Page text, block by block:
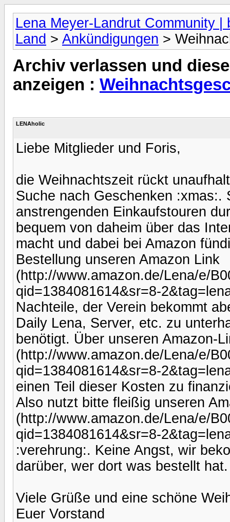
Lena Meyer-Landrut Community |
Land > Ankündigungen >
Archiv verlassen und
anzeigen :
LENAholic
Liebe Mitglieder und Foris,
die Weihnachtszeit rückt
Suche nach Geschenken
anstrengenden Einkaufstouren
bequem von daheim über das
macht und dabei bei Amazon
Bestellung unseren Amazon Link
(http://www.amazon.de/Lena/e/
qid=1384081614&sr=8-
Nachteile, der Verein bekommt
Daily Lena, Server, etc. zu
benötigt. Über unseren Amazon-
(http://www.amazon.de/Lena/e/
qid=1384081614&sr=8-
einen Teil dieser Kosten zu
Also nutzt bitte fleißig unseren
(http://www.amazon.de/Lena/e/
qid=1384081614&sr=8-
:verehrung:. Keine Angst, wir
darüber, wer dort was bestellt hat.
Viele Grüße und eine schöne
Euer Vorstand